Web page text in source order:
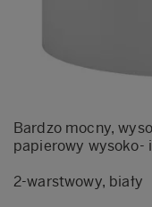
Bardzo mocny,
papierowy wysoko-
2-warstwowy, biały